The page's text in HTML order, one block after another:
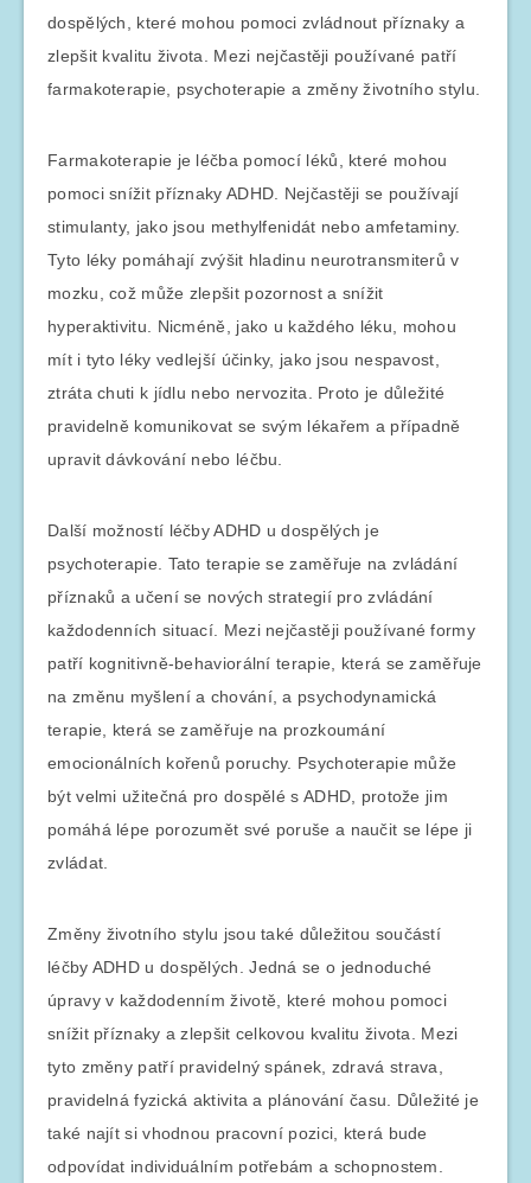
dospělých, které mohou pomoci zvládnout příznaky a
zlepšit kvalitu života. Mezi nejčastěji používané patří
farmakoterapie, psychoterapie a změny životního stylu.
Farmakoterapie je léčba pomocí léků, které mohou
pomoci snížit příznaky ADHD. Nejčastěji se používají
stimulanty, jako jsou methylfenidát nebo amfetaminy.
Tyto léky pomáhají zvýšit hladinu neurotransmiterů v
mozku, což může zlepšit pozornost a snížit
hyperaktivitu. Nicméně, jako u každého léku, mohou
mít i tyto léky vedlejší účinky, jako jsou nespavost,
ztráta chuti k jídlu nebo nervozita. Proto je důležité
pravidelně komunikovat se svým lékařem a případně
upravit dávkování nebo léčbu.
Další možností léčby ADHD u dospělých je
psychoterapie. Tato terapie se zaměřuje na zvládání
příznaků a učení se nových strategií pro zvládání
každodenních situací. Mezi nejčastěji používané formy
patří kognitivně-behaviorální terapie, která se zaměřuje
na změnu myšlení a chování, a psychodynamická
terapie, která se zaměřuje na prozkoumání
emocionálních kořenů poruchy. Psychoterapie může
být velmi užitečná pro dospělé s ADHD, protože jim
pomáhá lépe porozumět své poruše a naučit se lépe ji
zvládat.
Změny životního stylu jsou také důležitou součástí
léčby ADHD u dospělých. Jedná se o jednoduché
úpravy v každodenním životě, které mohou pomoci
snížit příznaky a zlepšit celkovou kvalitu života. Mezi
tyto změny patří pravidelný spánek, zdravá strava,
pravidelná fyzická aktivita a plánování času. Důležité je
také najít si vhodnou pracovní pozici, která bude
odpovídat individuálním potřebám a schopnostem.